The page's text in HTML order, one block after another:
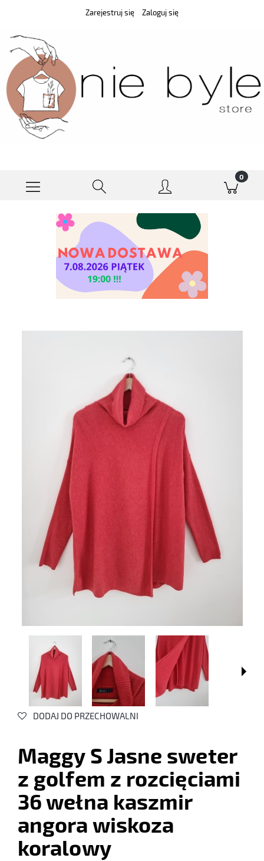
Zarejestruj się Zaloguj się
DODAJ DO PRZECHOWALNI
Maggy S Jasne sweter
z golfem z rozcięciami
36 wełna kaszmir
angora wiskoza
koralowy